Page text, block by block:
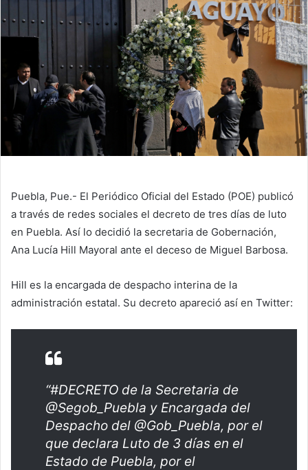
Puebla, Pue.- El Periódico Oficial del Estado (POE) publicó
a través de redes sociales el decreto de tres días de luto
en Puebla. Así lo decidió la secretaria de Gobernación,
Ana Lucía Hill Mayoral ante el deceso de Miguel Barbosa.
Hill es la encargada de despacho interina de la
administración estatal. Su decreto apareció así en Twitter:
“#DECRETO de la Secretaria de
@Segob_Puebla y Encargada del
Despacho del @Gob_Puebla, por el
que declara Luto de 3 días en el
Estado de Puebla, por el